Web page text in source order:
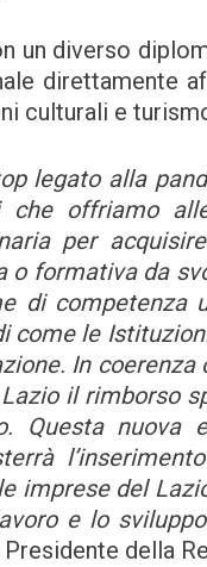
diverso
direttamente
culturali e
legato alla
offriamo
per
o formativa da
di competenza
come le
In
il rimborso
Questa nuova
imprese del
e lo
della